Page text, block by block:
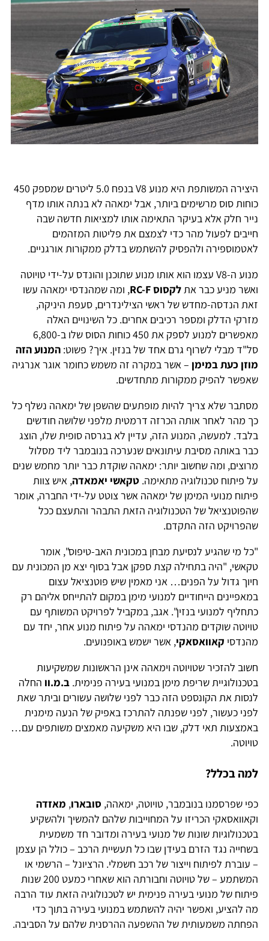
היצירה המשותפת היא מנוע V8 בנפח 5.0 ליטרים שמספק 450
כוחות סוס מרשימים ביותר, אבל ימאהה לא בנתה אותו מדף
נייר חלק אלא בעיקר התאימה אותו למציאות חדשה שבה
חייבים לפעול מהר כדי לצמצם את פליטות המזהמים
לאטמוספירה ולהפסיק להשתמש בדלק ממקורות אורגניים.
מנוע ה-V8 עצמו הוא אותו מנוע שתוכנן והונדס על-ידי טויוטה
ואשר מניע כבר אתלקסוס RC-F
, ומה שמהנדסי ימאהה עשו
זאת הנדסה-מחדש של ראשי הצילינדרים, סעפת היניקה,
מזרקי הדלק ומספר רכיבים אחרים. כל השינויים האלה
מאפשרים למנוע לספק את 450 כוחות הסוס שלו ב-6,800
סל"ד מבלי לשרוף גרם אחד של בנזין. איך? פשוט: המנוע הזה
מוזן כעת במימן – אשר במקרה זה משמש כחומר אוגר אנרגיה
שאפשר להפיק ממקורות מתחדשים.
מסתבר שלא צריך להיות מופתעים שהשפן של ימאהה נשלף כל
כך מהר לאחר אותה הכרזה דרמטית מלפני שלושה חודשים
בלבד. למעשה, המנוע הזה, עדיין לא בגרסה סופית שלו, הוצג
כבר באותה מסיבת עיתונאים שנערכה בנובמבר ליד מסלול
מרוצים, ומה שחשוב יותר: ימאהה שוקדת כבר יותר מחמש שנים
על פיתוח טכנולוגיה מתאימה. טקאשי יאמאדה, איש צוות
פיתוח מנועי המימן של ימאהה אשר צוטט על-ידי החברה, אומר
שהפוטנציאל של הטכנולוגיה הזאת התבהר והתעצם ככל
שהפרויקט הזה התקדם.
"כל מי שהגיע לנסיעת מבחן במכונית האב-טיפוס", אומר
טקאשי, "היה בתחילה קצת ספקן אבל בסוף יצא מן המכונית עם
חיוך גדול על הפנים… אני מאמין שיש פוטנציאל עצום
במאפיינים הייחודיים למנועי מימן במקום להתייחס אליהם רק
כתחליף למנועי בנזין". אגב, במקביל לפרויקט המשותף עם
טויוטה שוקדים מהנדסי ימאהה על פיתוח מנוע אחר, יחד עם
מהנדסי קאוואסאקי, אשר ישמש באופנועים.
חשוב להזכיר שטויוטה וימאהה אינן הראשונות שמשקיעות
בטכנולוגיית שריפת מימן במנועי בעירה פנימית. ב.מ.וו החלה
לנסות את הקונספט הזה כבר לפני שלושה עשורים וביתר שאת
לפני כעשור, לפני שפנתה להתרכז באפיק של הנעה מימנית
באמצעות תאי דלק, שבו היא משקיעה מאמצים משותפים עם…
טויוטה.
למה בכלל?
כפי שפרסמנו בנובמבר, טויוטה, ימאהה, סובארו, מאזדה
וקאוואסאקי הכריזו על המחוייבות שלהם להמשיך ולהשקיע
בטכנולוגיות שונות של מנועי בעירה ומדובר חד משמעית
בשחייה נגד הזרם בעידן שבו כל תעשיית הרכב – כולל הן עצמן
– עוברת לפיתוח וייצור של רכב חשמלי. הרציונל – הרשמי או
המשתמע – של טויוטה וחבורתה הוא שאחרי כמעט 200 שנות
פיתוח של מנועי בעירה פנימית יש לטכנולוגיה הזאת עוד הרבה
מה להציע, ואפשר יהיה להשתמש במנועי בעירה בתוך כדי
הפחתה משמעותית של ההשפעה ההרסנית שלהם על הסביבה.